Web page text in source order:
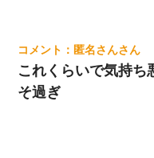
匿名さん
これくらいで気持ち
そ過ぎ